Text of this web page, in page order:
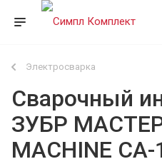
Электросварка
Сварочный
ЗУБР МАСТЕР
MACHINE СА-